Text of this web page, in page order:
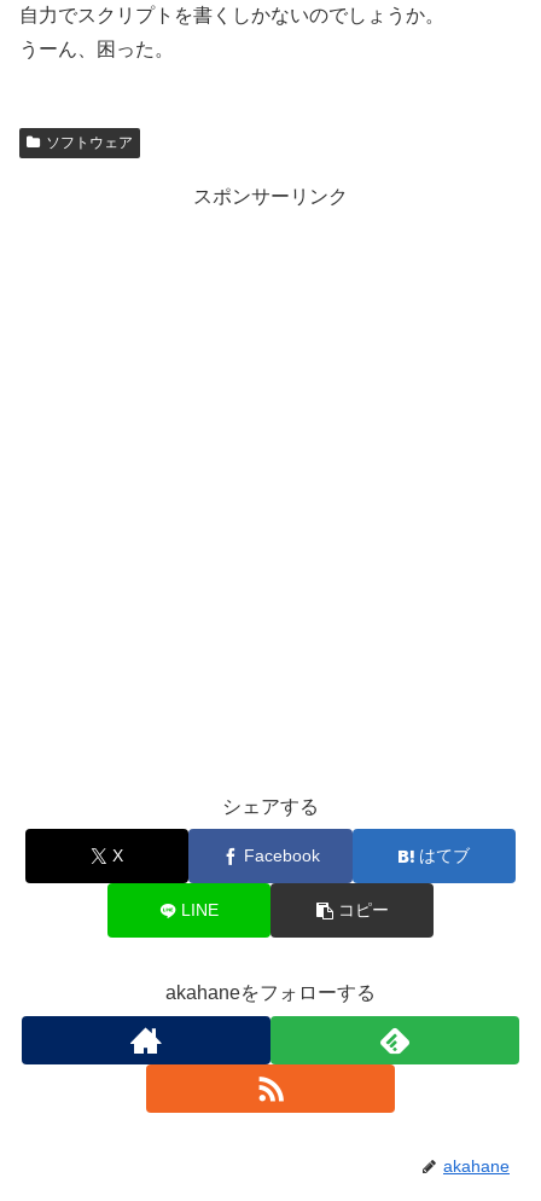
自力でスクリプトを書くしかないのでしょうか。
うーん、困った。
ソフトウェア
スポンサーリンク
シェアする
X Facebook はてブ
LINE コピー
akahaneをフォローする
akahane